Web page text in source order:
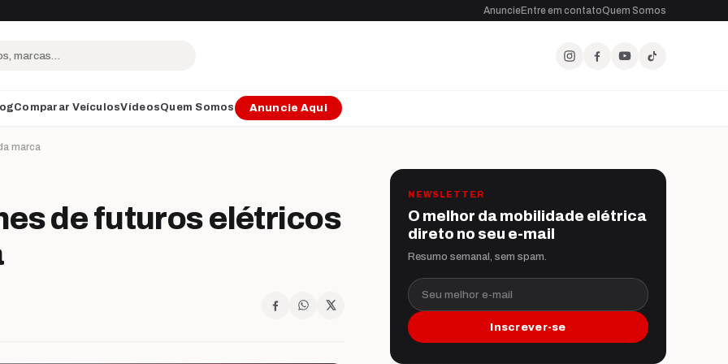
AnuncieEntre em contatoQuem Somos
Comparar VeículosVídeosQuem Somos Anuncie Aqui
marca
de futuros elétricos
NEWSLETTER
O melhor da mobilidade elétrica
direto no seu e-mail
Resumo semanal, sem spam.
Seu melhor e-mail
Inscrever-se